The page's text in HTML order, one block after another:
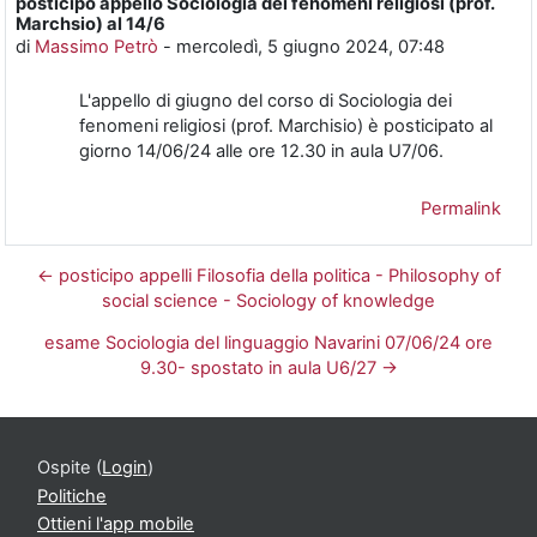
Marchsio) al 14/6
di Massimo Petrò - mercoledì, 5 giugno 2024, 07:48
Numero di risposte: 0
L'appello di giugno del corso di Sociologia dei
fenomeni religiosi (prof. Marchisio) è posticipato al
giorno 14/06/24 alle ore 12.30 in aula U7/06.
Permalink
← posticipo appelli Filosofia della politica - Philosophy of
social science - Sociology of knowledge
esame Sociologia del linguaggio Navarini 07/06/24 ore
9.30- spostato in aula U6/27 →
Ospite (Login)
Politiche
Ottieni l'app mobile